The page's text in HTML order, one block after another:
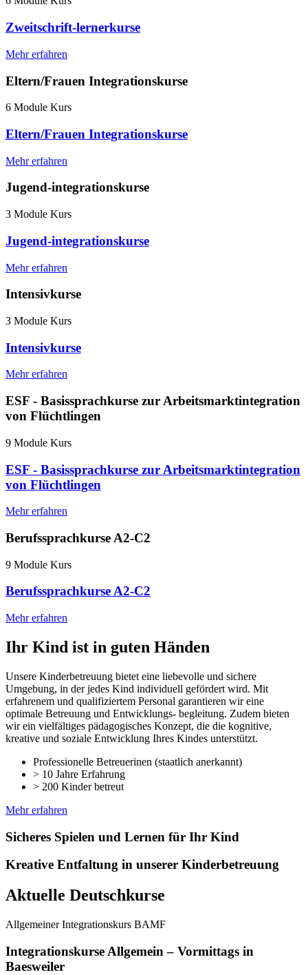
Zweitschrift-lernerkurse
Mehr erfahren
Eltern/Frauen Integrationskurse
6 Module Kurs
Eltern/Frauen Integrationskurse
Mehr erfahren
Jugend-integrationskurse
3 Module Kurs
Jugend-integrationskurse
Mehr erfahren
Intensivkurse
3 Module Kurs
Intensivkurse
Mehr erfahren
ESF - Basissprachkurse zur Arbeitsmarktintegration
von Flüchtlingen
9 Module Kurs
ESF - Basissprachkurse zur Arbeitsmarktintegration
von Flüchtlingen
Mehr erfahren
Berufssprachkurse A2-C2
9 Module Kurs
Berufssprachkurse A2-C2
Mehr erfahren
Ihr Kind ist in guten Händen
Unsere Kinderbetreuung bietet eine liebevolle und sichere
Umgebung, in der jedes Kind individuell gefördert wird. Mit
erfahrenem und qualifiziertem Personal garantieren wir eine
optimale Betreuung und Entwicklungs- begleitung. Zudem bieten
wir ein vielfältiges pädagogisches Konzept, die die kognitive,
kreative und soziale Entwicklung Ihres Kindes unterstützt.
Professionelle Betreuerinen (staatlich anerkannt)
> 10 Jahre Erfahrung
> 200 Kinder betreut
Mehr erfahren
Sicheres Spielen und Lernen für Ihr Kind
Kreative Entfaltung in unserer Kinderbetreuung
Aktuelle Deutschkurse
Allgemeiner Integrationskurs BAMF
Integrationskurse Allgemein – Vormittags in
Baesweiler